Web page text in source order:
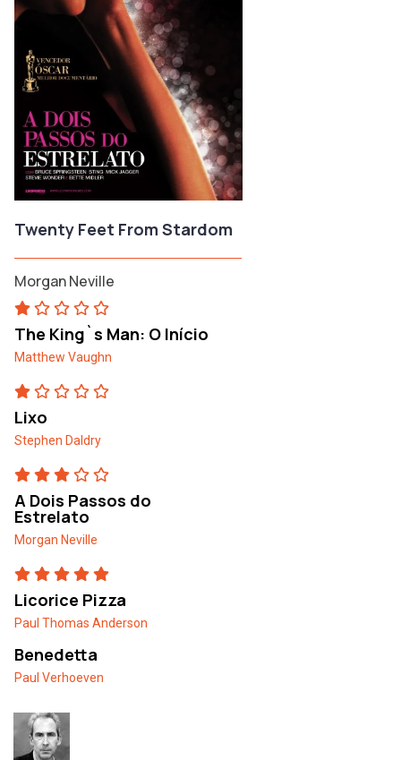
Twenty Feet From Stardom
Morgan Neville
The King`s Man: O Início
Matthew Vaughn
Lixo
Stephen Daldry
A Dois Passos do
Estrelato
Morgan Neville
Licorice Pizza
Paul Thomas Anderson
Benedetta
Paul Verhoeven